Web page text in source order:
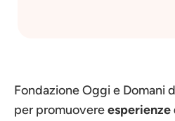
Fondazione Oggi e Domani
per promuovereesperienze